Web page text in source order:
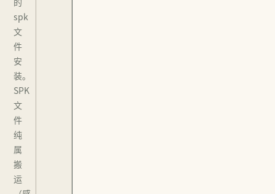
spk
文
件
安
装。
SPK
文
件
纯
属
搬
运